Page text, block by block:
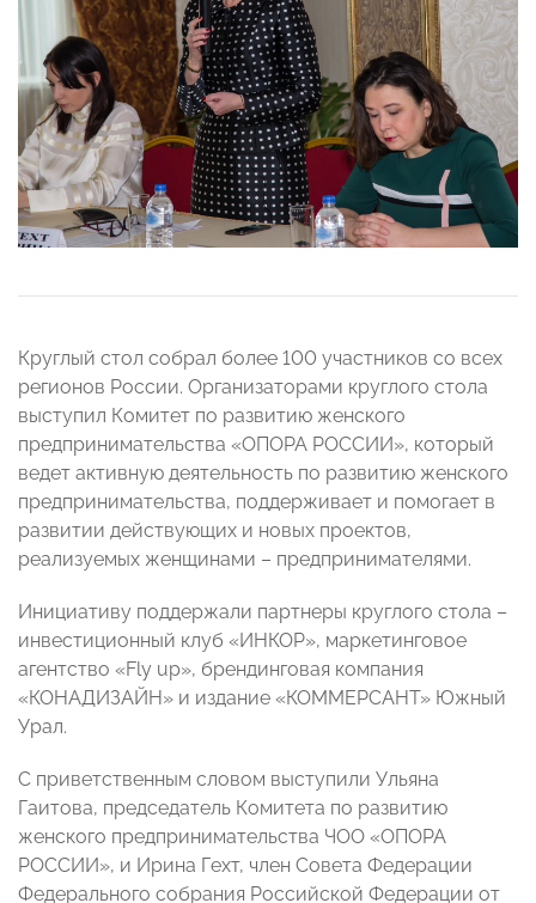
Круглый стол собрал более 100 участников со всех
регионов России. Организаторами круглого стола
выступил Комитет по развитию женского
предпринимательства «ОПОРА РОССИИ», который
ведет активную деятельность по развитию женского
предпринимательства, поддерживает и помогает в
развитии действующих и новых проектов,
реализуемых женщинами – предпринимателями.
Инициативу поддержали партнеры круглого стола –
инвестиционный клуб «ИНКОР», маркетинговое
агентство «Fly up», брендинговая компания
«КОНАДИЗАЙН» и издание «КОММЕРСАНТ» Южный
Урал.
С приветственным словом выступили Ульяна
Гаитова, председатель Комитета по развитию
женского предпринимательства ЧОО «ОПОРА
РОССИИ», и Ирина Гехт, член Совета Федерации
Федерального собрания Российской Федерации от